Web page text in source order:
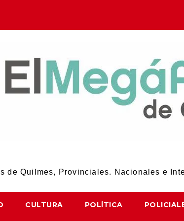
de Quilmes, Provinciales. Nacionales e
CULTURA POLÍTICA